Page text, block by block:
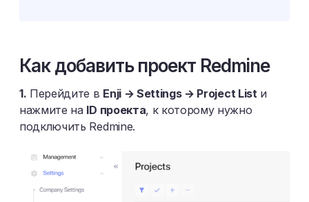
Как добавить проект Redmine
1. Перейдите в Enji → Settings → Project Listи
нажмите на ID проекта, к которому нужно
подключить Redmine.